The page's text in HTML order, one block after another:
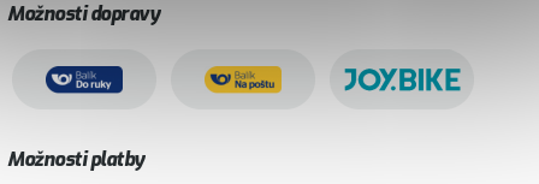
Možnosti dopravy
Možnosti platby